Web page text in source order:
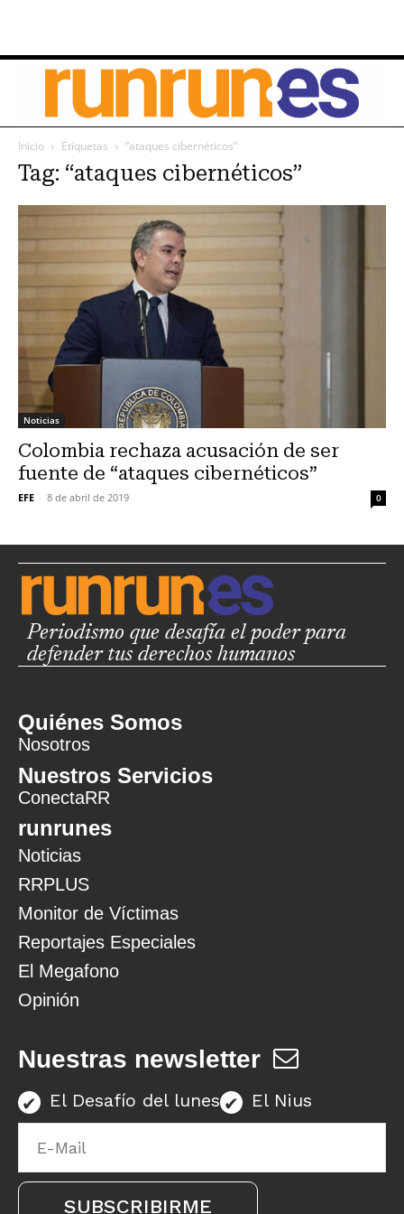
Inicio Etiquetas “ataques cibernéticos”
Tag: “ataques cibernéticos”
Noticias
Colombia rechaza acusación de ser
fuente de “ataques cibernéticos”
EFE - 8 de abril de 2019 0
Periodismo que desafía el poder para
defender tus derechos humanos
Quiénes Somos
Nosotros
Nuestros Servicios
ConectaRR
runrunes
Noticias
RRPLUS
Monitor de Víctimas
Reportajes Especiales
El Megafono
Opinión
Nuestras newsletter
El Desafío del lunes El Nius